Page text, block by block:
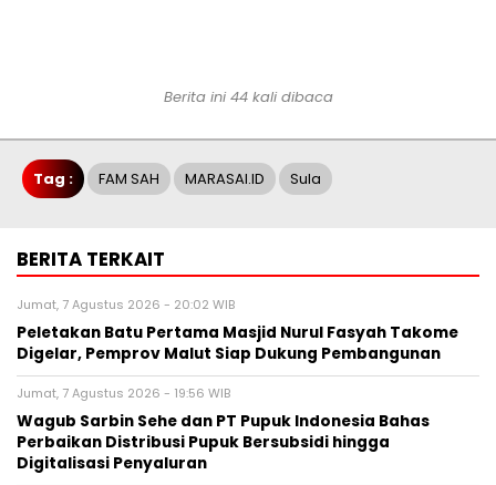
Berita ini 44 kali dibaca
Tag : FAM SAH MARASAI.ID Sula
BERITA TERKAIT
Jumat, 7 Agustus 2026 - 20:02 WIB
Peletakan Batu Pertama Masjid Nurul Fasyah Takome
Digelar, Pemprov Malut Siap Dukung Pembangunan
Jumat, 7 Agustus 2026 - 19:56 WIB
Wagub Sarbin Sehe dan PT Pupuk Indonesia Bahas
Perbaikan Distribusi Pupuk Bersubsidi hingga
Digitalisasi Penyaluran